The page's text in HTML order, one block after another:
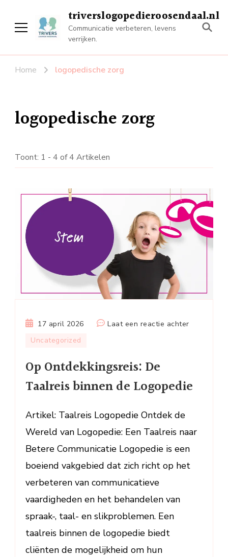
triverslogopedieroosendaal.nl
Communicatie verbeteren, levens
verrijken.
Home logopedische zorg
logopedische zorg
Toont: 1 - 4 of 4 Artikelen
17 april 2026 Laat een reactie achterop
binnen
Uncategorized
Op Ontdekkingsreis: De
Taalreis binnen de Logopedie
Artikel: Taalreis Logopedie Ontdek de
Wereld van Logopedie: Een Taalreis naar
Betere Communicatie Logopedie is een
boeiend vakgebied dat zich richt op het
verbeteren van communicatieve
vaardigheden en het behandelen van
spraak-, taal- en slikproblemen. Een
taalreis binnen de logopedie biedt
cliënten de mogelijkheid om hun